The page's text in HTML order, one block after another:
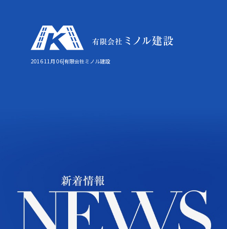
2016 11月 06|有限会社ミノル建設